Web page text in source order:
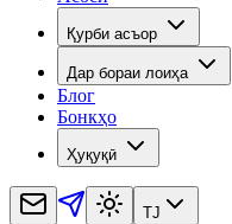
Қурби асъор
Дар бораи лоиҳа
Блог
Бонкҳо
Ҳуқуқӣ
TJ